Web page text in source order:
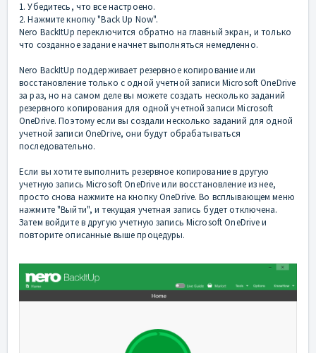
1. Убедитесь, что все настроено.
2. Нажмите кнопку "Back Up Now".
Nero BackItUp переключится обратно на главный экран, и только
что созданное задание начнет выполняться немедленно.
Nero BackItUp поддерживает резервное копирование или
восстановление только с одной учетной записи Microsoft OneDrive
за раз, но на самом деле вы можете создать несколько заданий
резервного копирования для одной учетной записи Microsoft
OneDrive. Поэтому если вы создали несколько заданий для одной
учетной записи OneDrive, они будут обрабатываться
последовательно.
Если вы хотите выполнить резервное копирование в другую
учетную запись Microsoft OneDrive или восстановление из нее,
просто снова нажмите на кнопку OneDrive. Во всплывающем меню
нажмите "Выйти", и текущая учетная запись будет отключена.
Затем войдите в другую учетную запись Microsoft OneDrive и
повторите описанные выше процедуры.